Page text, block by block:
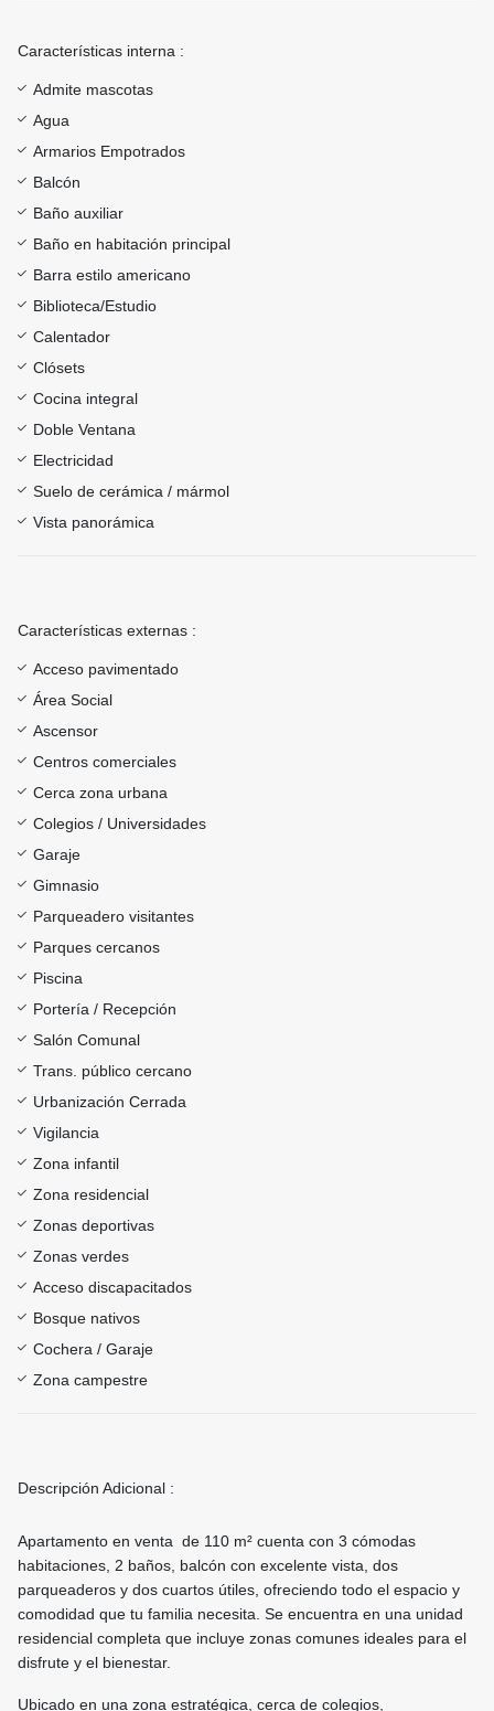
Características interna :
Admite mascotas
Agua
Armarios Empotrados
Balcón
Baño auxiliar
Baño en habitación principal
Barra estilo americano
Biblioteca/Estudio
Calentador
Clósets
Cocina integral
Doble Ventana
Electricidad
Suelo de cerámica / mármol
Vista panorámica
Características externas :
Acceso pavimentado
Área Social
Ascensor
Centros comerciales
Cerca zona urbana
Colegios / Universidades
Garaje
Gimnasio
Parqueadero visitantes
Parques cercanos
Piscina
Portería / Recepción
Salón Comunal
Trans. público cercano
Urbanización Cerrada
Vigilancia
Zona infantil
Zona residencial
Zonas deportivas
Zonas verdes
Acceso discapacitados
Bosque nativos
Cochera / Garaje
Zona campestre
Descripción Adicional :
Apartamento en venta de 110 m² cuenta con 3 cómodas
habitaciones, 2 baños, balcón con excelente vista, dos
parqueaderos y dos cuartos útiles, ofreciendo todo el espacio y
comodidad que tu familia necesita. Se encuentra en una unidad
residencial completa que incluye zonas comunes ideales para el
disfrute y el bienestar.
Ubicado en una zona estratégica, cerca de colegios,